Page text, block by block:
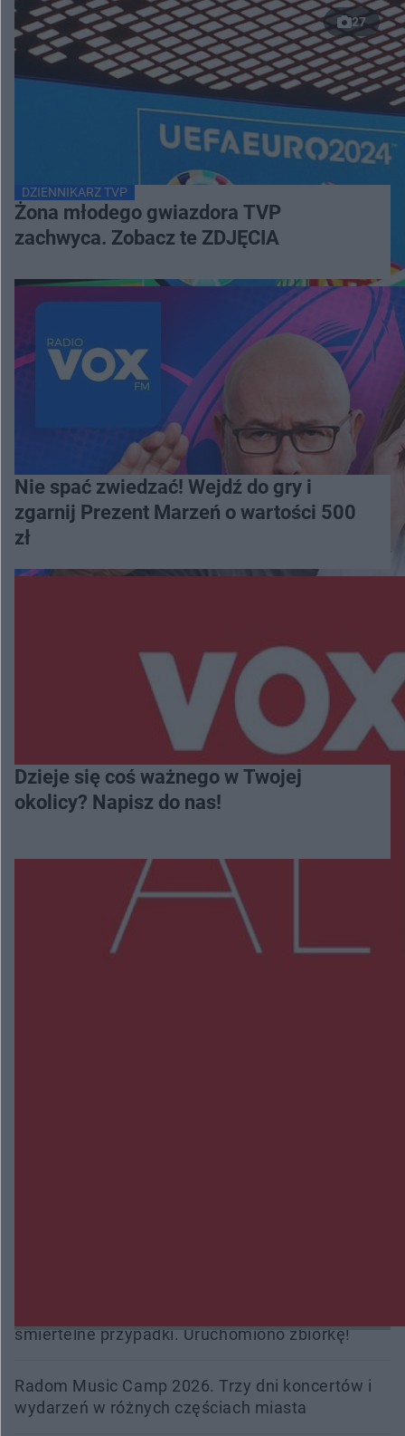
27
DZIENNIKARZ TVP
Żona młodego gwiazdora TVP
zachwyca. Zobacz te ZDJĘCIA
Nie spać zwiedzać! Wejdź do gry i
zgarnij Prezent Marzeń o wartości 500
zł
Dzieje się coś ważnego w Twojej
okolicy? Napisz do nas!
Więcej
śmiertelne przypadki. Uruchomiono zbiórkę!
Radom Music Camp 2026. Trzy dni koncertów i
wydarzeń w różnych częściach miasta